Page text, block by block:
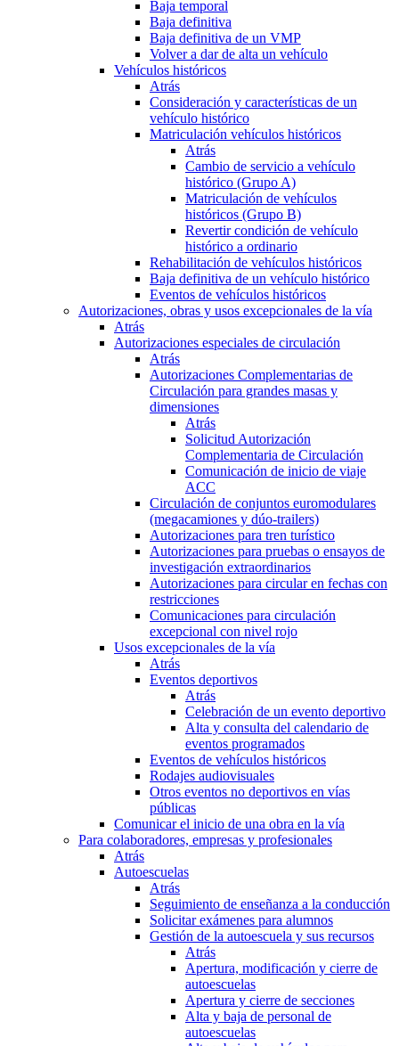
Baja temporal
Baja definitiva
Baja definitiva de un VMP
Volver a dar de alta un vehículo
Vehículos históricos
Atrás
Consideración y características de un
vehículo histórico
Matriculación vehículos históricos
Atrás
Cambio de servicio a vehículo
histórico (Grupo A)
Matriculación de vehículos
históricos (Grupo B)
Revertir condición de vehículo
histórico a ordinario
Rehabilitación de vehículos históricos
Baja definitiva de un vehículo histórico
Eventos de vehículos históricos
Autorizaciones, obras y usos excepcionales de la vía
Atrás
Autorizaciones especiales de circulación
Atrás
Autorizaciones Complementarias de
Circulación para grandes masas y
dimensiones
Atrás
Solicitud Autorización
Complementaria de Circulación
Comunicación de inicio de viaje
ACC
Circulación de conjuntos euromodulares
(megacamiones y dúo-trailers)
Autorizaciones para tren turístico
Autorizaciones para pruebas o ensayos de
investigación extraordinarios
Autorizaciones para circular en fechas con
restricciones
Comunicaciones para circulación
excepcional con nivel rojo
Usos excepcionales de la vía
Atrás
Eventos deportivos
Atrás
Celebración de un evento deportivo
Alta y consulta del calendario de
eventos programados
Eventos de vehículos históricos
Rodajes audiovisuales
Otros eventos no deportivos en vías
públicas
Comunicar el inicio de una obra en la vía
Para colaboradores, empresas y profesionales
Atrás
Autoescuelas
Atrás
Seguimiento de enseñanza a la conducción
Solicitar exámenes para alumnos
Gestión de la autoescuela y sus recursos
Atrás
Apertura, modificación y cierre de
autoescuelas
Apertura y cierre de secciones
Alta y baja de personal de
autoescuelas